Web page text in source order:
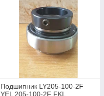
Подшипник LY205-100-2F
YEL 205-100-2F FKL